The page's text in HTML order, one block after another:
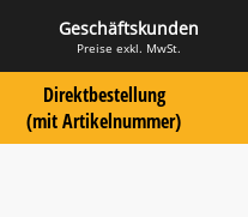
Geschäftskunden
Preise exkl. MwSt.
hier eingeben:
Direktbestellung
(mit Artikelnummer)